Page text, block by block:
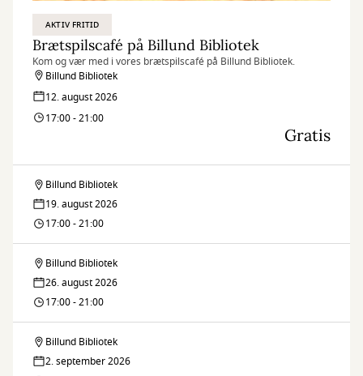
AKTIV FRITID
Brætspilscafé på Billund Bibliotek
Kom og vær med i vores brætspilscafé på Billund Bibliotek.
Billund Bibliotek
12. august 2026
17:00 - 21:00
Gratis
Brætspilscafé
på
Bibliotek
Billund Bibliotek
19. august 2026
17:00 - 21:00
Brætspilscafé
på
Bibliotek
Billund Bibliotek
26. august 2026
17:00 - 21:00
Brætspilscafé
Billund Bibliotek
2. september 2026